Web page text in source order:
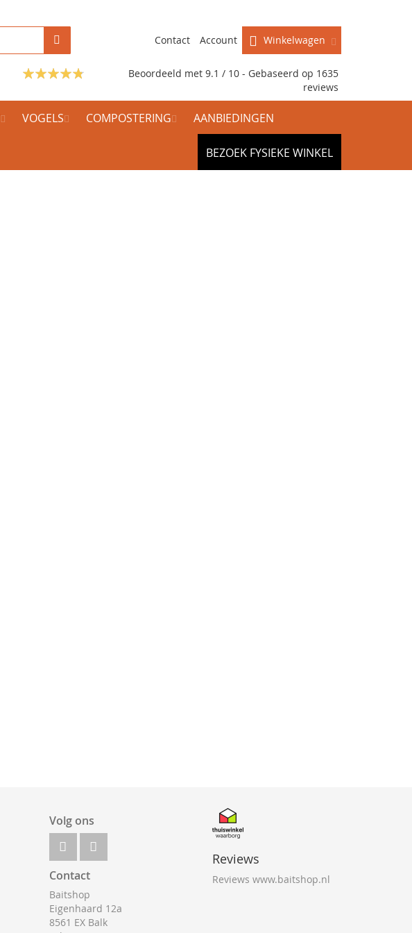
Winkelwagen
Contact Account
Beoordeeld met 9.1 / 10 - Gebaseerd op 1635
reviews
VOGELS COMPOSTERING AANBIEDINGEN
BEZOEK FYSIEKE WINKEL
Volg ons
Contact
Baitshop
Eigenhaard 12a
8561 EX Balk
Reviews
Reviews www.baitshop.nl